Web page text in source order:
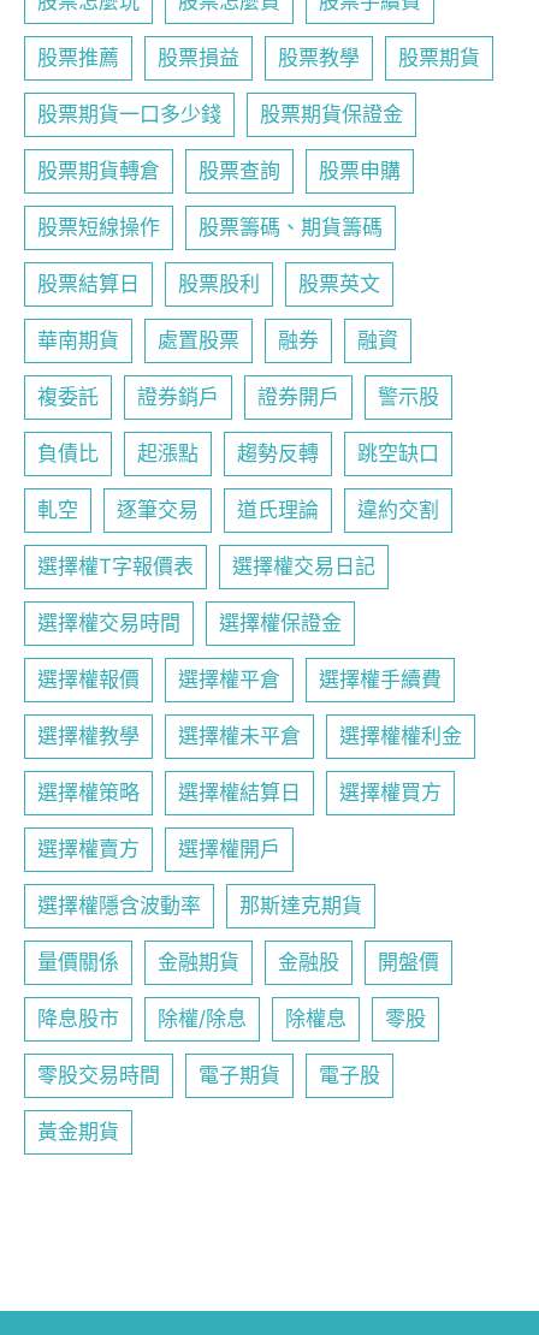
股票推薦 股票損益 股票教學 股票期貨
股票期貨一口多少錢 股票期貨保證金
股票期貨轉倉 股票查詢 股票申購
股票短線操作 股票籌碼、期貨籌碼
股票結算日 股票股利 股票英文
華南期貨 處置股票 融券 融資
複委託 證券銷戶 證券開戶 警示股
負債比 起漲點 趨勢反轉 跳空缺口
軋空 逐筆交易 道氏理論 違約交割
選擇權T字報價表 選擇權交易日記
選擇權交易時間 選擇權保證金
選擇權報價 選擇權平倉 選擇權手續費
選擇權教學 選擇權未平倉 選擇權權利金
選擇權策略 選擇權結算日 選擇權買方
選擇權賣方 選擇權開戶
選擇權隱含波動率 那斯達克期貨
量價關係 金融期貨 金融股 開盤價
降息股市 除權/除息 除權息 零股
零股交易時間 電子期貨 電子股
黃金期貨